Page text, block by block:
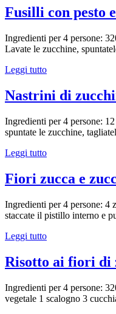
Fusilli con pesto
Ingredienti per 4 persone:
Lavate le zucchine,
Leggi tutto
Nastrini di
Ingredienti per 4 persone:
spuntate le zucchine,
Leggi tutto
Fiori zucca e
Ingredienti per 4 persone: 4
staccate il pistillo interno e
Leggi tutto
Risotto ai fiori di
Ingredienti per 4 persone:
vegetale 1 scalogno 3